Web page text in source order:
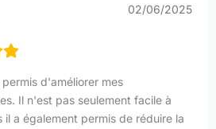
02/06/2025
d'améliorer mes
Il n'est pas seulement facile à
il a également permis de réduire la